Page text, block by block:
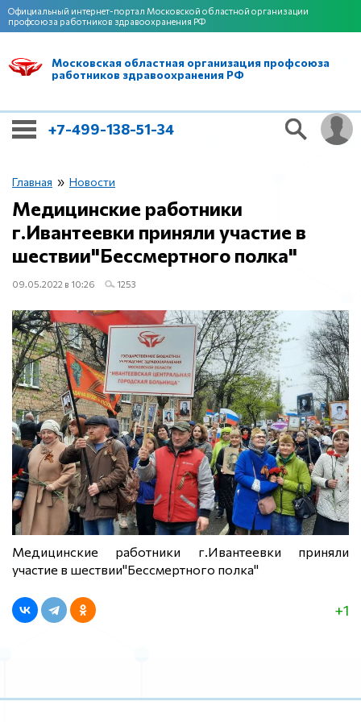
Официальный интернет-портал Московской областной организации
профсоюза работников здравоохранения РФ
Московская областная организация профсоюза
работников здравоохранения РФ
+7-499-138-51-34
Главная » Новости
Медицинские работники
г.Ивантеевки приняли участие в
шествии"Бессмертного полка"
09.05.2022 в 10:26 1253
Медицинские работники г.Ивантеевки приняли
участие в шествии"Бессмертного полка"
+1